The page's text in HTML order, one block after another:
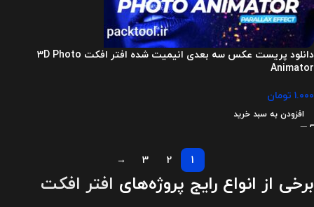
دانلود پریست عکس سه بعدی انیمیت شده افتر افکت 3D Photo
Animator
۱.۰۰۰ تومان
افزودن به سبد خرید
1
2
3
→
برخی از انواع رایج پروژه‌های افتر افکت